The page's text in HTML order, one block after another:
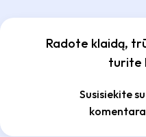
Radote klaidą,
turite
Susisiekite